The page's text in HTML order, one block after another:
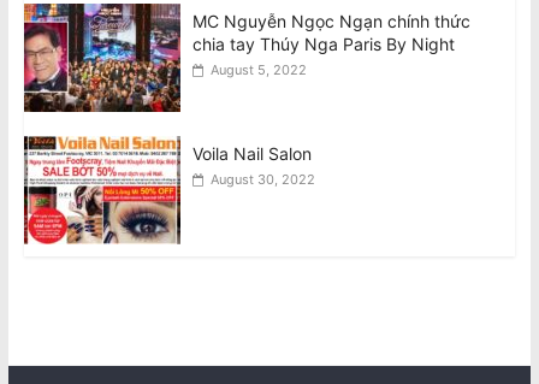
MC Nguyễn Ngọc Ngạn chính thức
chia tay Thúy Nga Paris By Night
August 5, 2022
Voila Nail Salon
August 30, 2022